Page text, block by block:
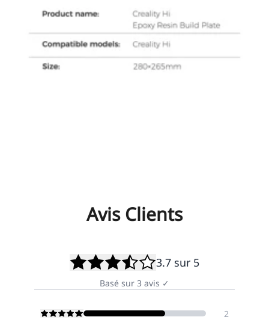
Avis Clients
3.7 sur 5
Basé sur 3 avis ✓
2